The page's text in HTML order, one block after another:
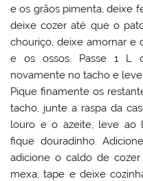
e os grãos pimenta, deixe
deixe cozer até que o
chouriço, deixe amornar e
e os ossos. Passe 1 L
novamente no tacho e
Pique finamente os
tacho, junte a raspa da
louro e o azeite, leve ao
fique douradinho.
adicione o caldo de
mexa, tape e deixe